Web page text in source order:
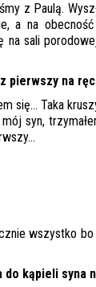
z Paulą.
a na
na sali
pierwszy na
się… Taka
syn,
wszystko
do kąpieli syna